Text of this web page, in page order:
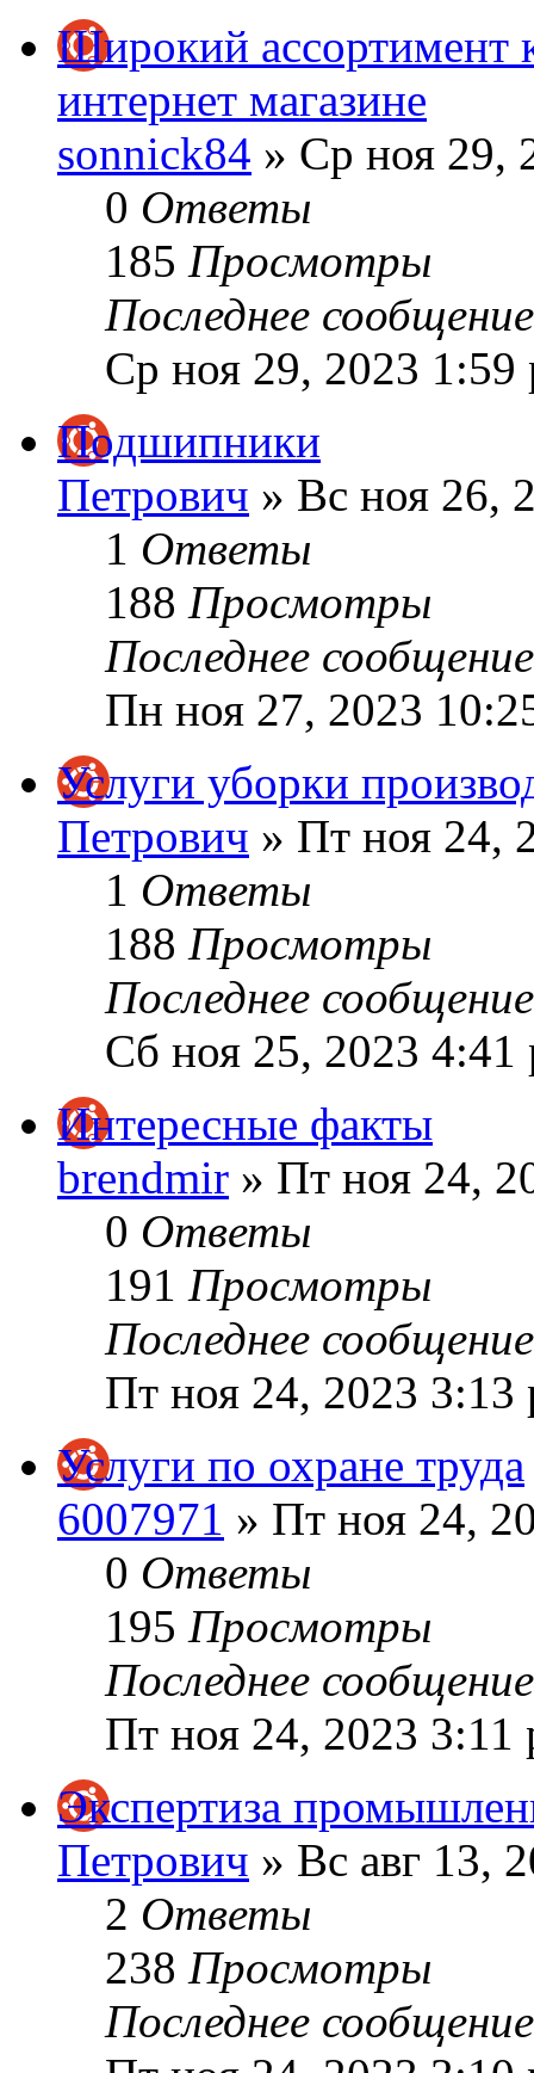
Широкий ассортимент
интернет магазине
sonnick84 » Ср ноя 29,
0 Ответы
185 Просмотры
Последнее
Ср ноя 29, 2023 1:59
Подшипники
Петрович » Вс ноя 26,
1 Ответы
188 Просмотры
Последнее
Пн ноя 27, 2023
Услуги уборки
Петрович » Пт ноя 24,
1 Ответы
188 Просмотры
Последнее
Сб ноя 25, 2023 4:41
Интересные факты
brendmir » Пт ноя 24,
0 Ответы
191 Просмотры
Последнее
Пт ноя 24, 2023 3:13
Услуги по охране труда
6007971 » Пт ноя 24,
0 Ответы
195 Просмотры
Последнее
Пт ноя 24, 2023 3:11
Экспертиза
Петрович » Вс авг 13,
2 Ответы
238 Просмотры
Последнее